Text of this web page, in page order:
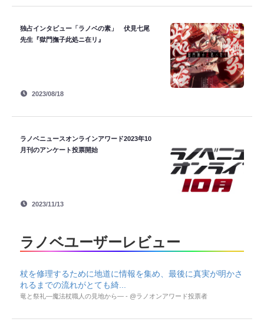
独占インタビュー「ラノベの素」 伏見七尾
先生『獄門撫子此処ニ在リ』
2023/08/18
ラノベニュースオンラインアワード2023年10
月刊のアンケート投票開始
2023/11/13
ラノベユーザーレビュー
杖を修理するために地道に情報を集め、最後に真実が明かさ
れるまでの流れがとても綺...
竜と祭礼―魔法杖職人の見地から― - @ラノオンアワード投票者